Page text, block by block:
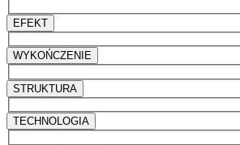
EFEKT
WYKOŃCZENIE
STRUKTURA
TECHNOLOGIA